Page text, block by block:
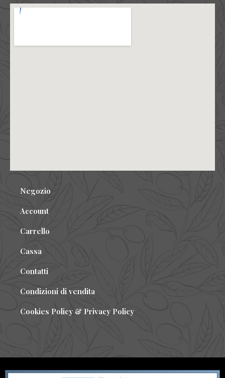
Negozio
Account
Carrello
Cassa
Contatti
Condizioni di vendita
Cookies Policy & Privacy Policy